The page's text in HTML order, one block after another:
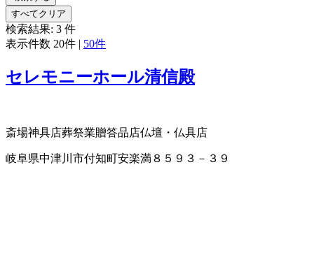
すべてクリア
検索結果: 3 件
表示件数 20件 | 50件
セレモニーホール清信殿
斎場神具店葬祭業贈答品店仏壇・仏具店
岐阜県中津川市付知町安楽満８５９３－３９